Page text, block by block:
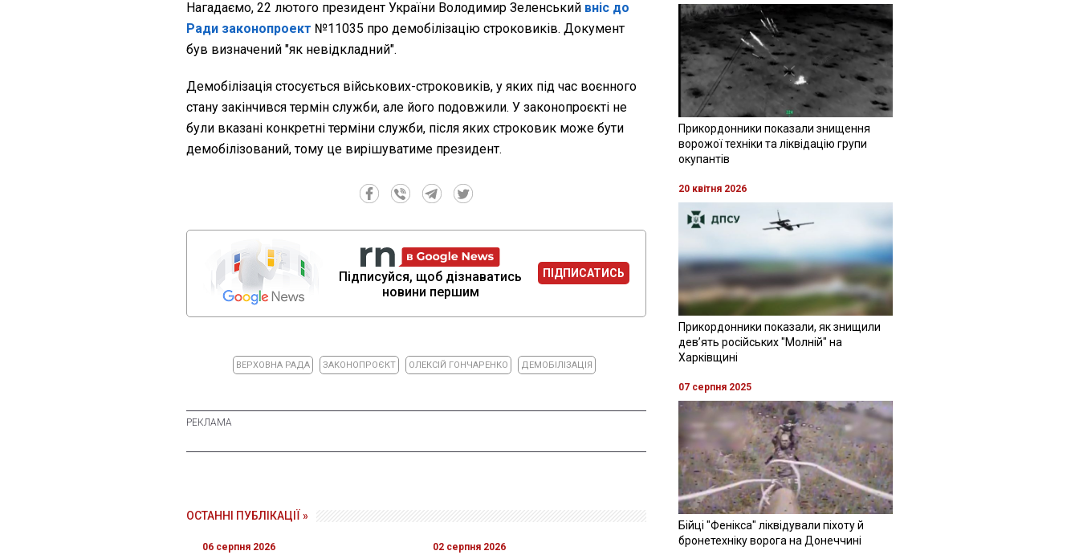
Нагадаємо, 22 лютого президент України Володимир Зеленський вніс до
Ради законопроект №11035 про демобілізацію строковиків. Документ
був визначений "як невідкладний".
Демобілізація стосується військових-строковиків, у яких під час воєнного
стану закінчився термін служби, але його подовжили. У законопроєкті не
були вказані конкретні терміни служби, після яких строковик може бути
демобілізований, тому це вирішуватиме президент.
Підписуйся, щоб дізнаватись
новини першим
ПІДПИСАТИСЬ
ВЕРХОВНА РАДА ЗАКОНОПРОЄКТ ОЛЕКСІЙ ГОНЧАРЕНКО ДЕМОБІЛІЗАЦІЯ
ОСТАННІ ПУБЛІКАЦІЇ »
06 серпня 2026 02 серпня 2026
Прикордонники показали знищення
ворожої техніки та ліквідацію групи
окупантів
20 квітня 2026
Прикордонники показали, як знищили
девʼять російських "Молній" на
Харківщині
07 серпня 2025
Бійці "Фенікса" ліквідували піхоту й
бронетехніку ворога на Донеччині